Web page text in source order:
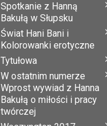
Spotkanie z Hanną
Bakułą w Słupsku
Świat Hani Bani i
Kolorowanki erotyczne
Tytułowa
W ostatnim numerze
Wprost wywiad z Hanna
Bakułą o miłości i pracy
twórczej